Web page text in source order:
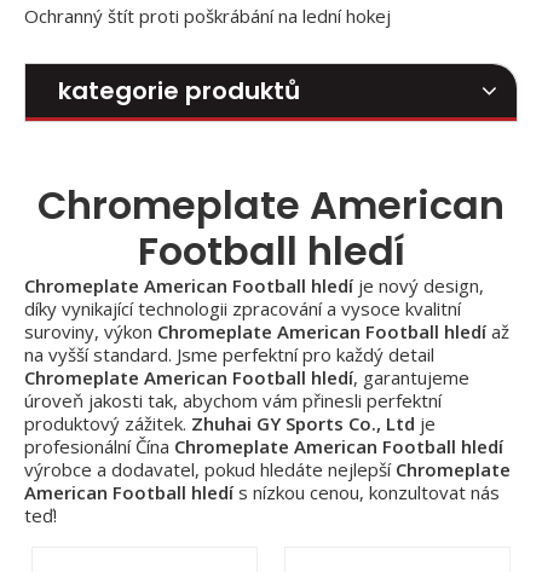
Ochranný štít proti poškrábání na lední hokej
kategorie produktů
Chromeplate American
Football hledí
Chromeplate American Football hledíje nový design,
díky vynikající technologii zpracování a vysoce kvalitní
suroviny, výkon Chromeplate American Football hledíaž
na vyšší standard. Jsme perfektní pro každý detail
Chromeplate American Football hledí, garantujeme
úroveň jakosti tak, abychom vám přinesli perfektní
produktový zážitek. Zhuhai GY Sports Co., Ltd je
profesionální Čína Chromeplate American Football hledí
výrobce a dodavatel, pokud hledáte nejlepší Chromeplate
American Football hledís nízkou cenou, konzultovat nás
teď!